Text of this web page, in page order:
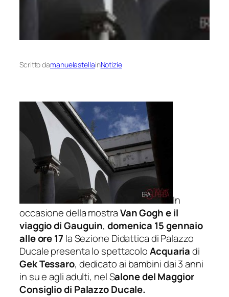
Scritto damanuelastellainNotizie
In
occasione della mostraVan Gogh e il
viaggio di Gauguin,domenica 15 gennaio
alle ore 17 la Sezione Didattica di Palazzo
Ducale presenta lo spettacoloAcquariadi
Gek Tessaro, dedicato ai bambini dai 3 anni
in su e agli adulti, nel Salone del Maggior
Consiglio di Palazzo Ducale.